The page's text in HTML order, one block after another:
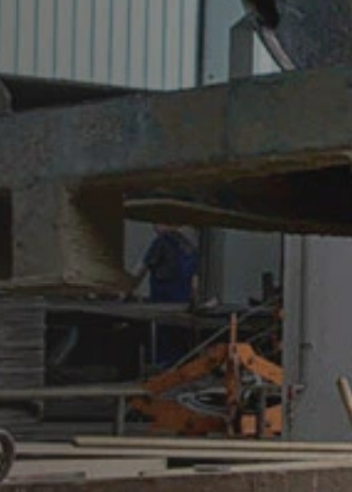
https://
Objetivo da recolha
Pode impedir a
sejam recolhidos
Para mais
https://
Processamento
Firmamos um
alemãs de
Youtube
O nosso site usa
94066, EUA. Se
do YouTube é
navegação
atraente. Isso
podem ser
https://
Upload